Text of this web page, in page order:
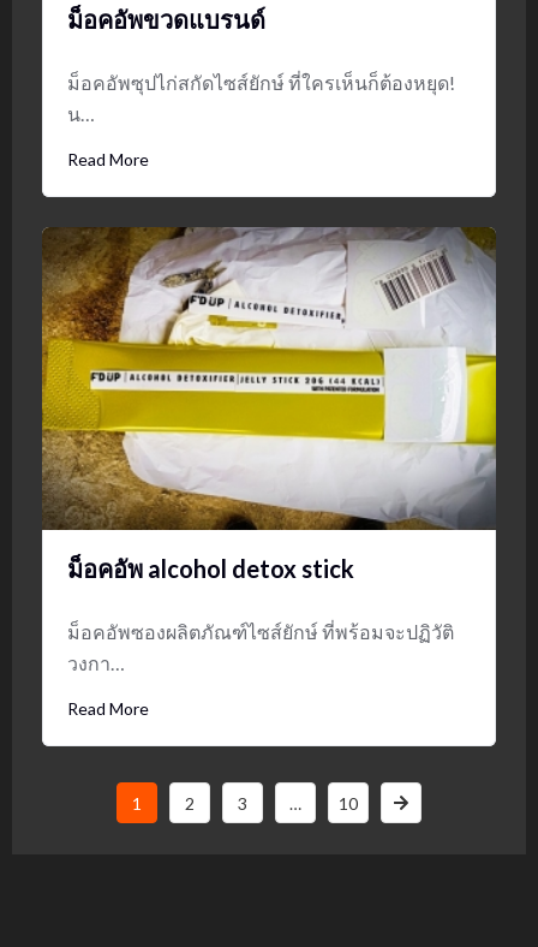
ม็อคอัพขวดแบรนด์
ม็อคอัพซุปไก่สกัดไซส์ยักษ์ ที่ใครเห็นก็ต้องหยุด!
น…
Read More
ม็อคอัพ alcohol detox stick
ม็อคอัพซองผลิตภัณฑ์ไซส์ยักษ์ ที่พร้อมจะปฏิวัติ
วงกา…
Read More
1 2 3 … 10